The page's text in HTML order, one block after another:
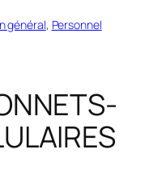
général, Personnel